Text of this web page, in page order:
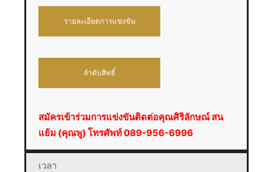
รายละเอียดการแข่งขัน
ลำดับสิทธิ์
สมัครเข้าร่วมการแข่งขันติดต่อคุณศิริลักษณ์ สน
แย้ม (คุณพู) โทรศัพท์ 089-956-6996
เวลา